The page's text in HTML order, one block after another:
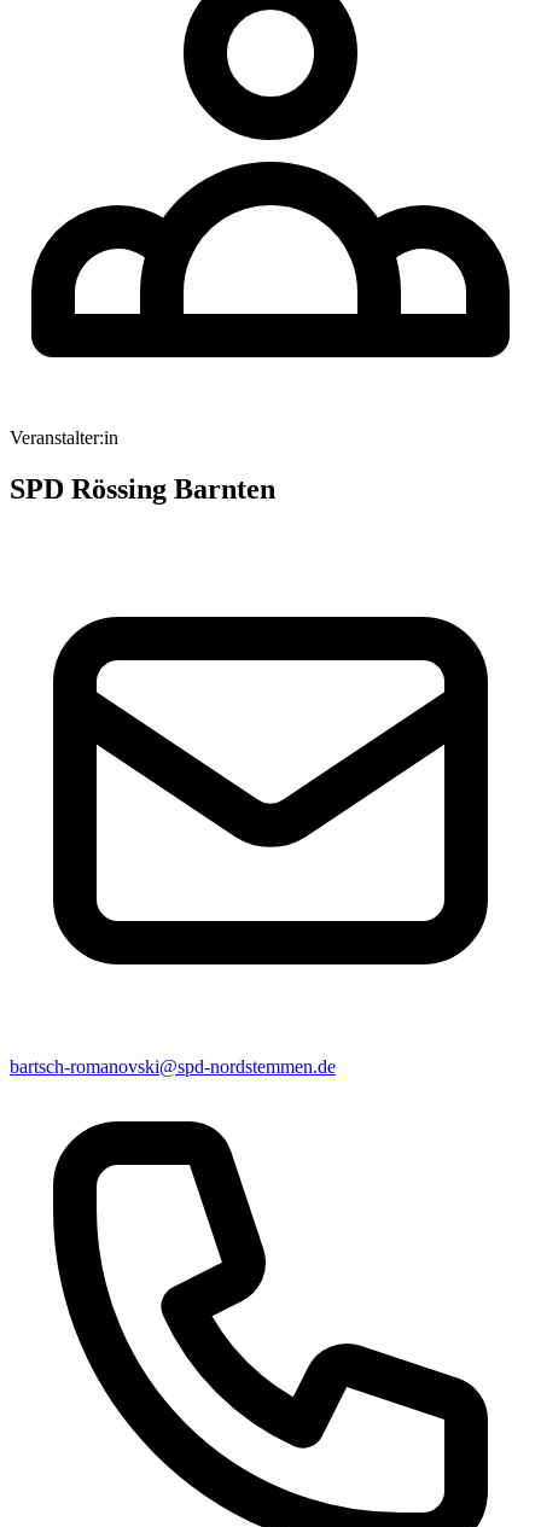
Veranstalter:in
SPD Rössing Barnten
bartsch-romanovski@spd-nordstemmen.de